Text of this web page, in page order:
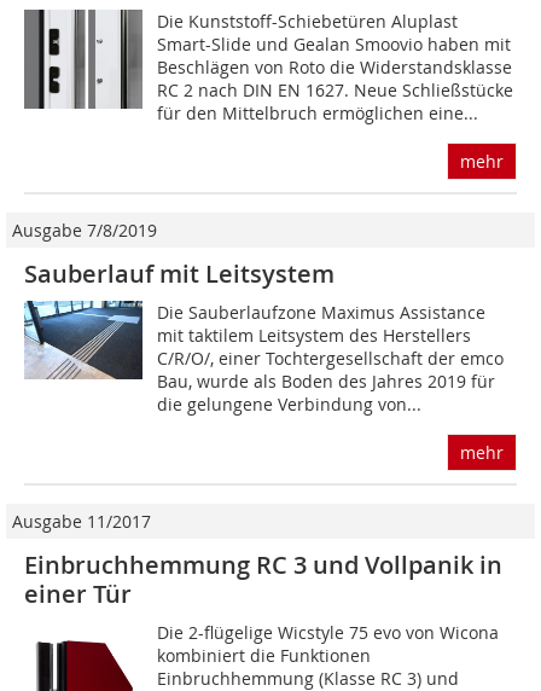
Die Kunststoff-Schiebetüren Aluplast
Smart-Slide und Gealan Smoovio haben mit
Beschlägen von Roto die Widerstandsklasse
RC 2 nach DIN EN 1627. Neue Schließstücke
für den Mittelbruch ermöglichen eine...
mehr
Ausgabe 7/8/2019
Sauberlauf mit Leitsystem
Die Sauberlaufzone Maximus Assistance
mit taktilem Leitsystem des Herstellers
C/R/O/, einer Tochtergesellschaft der emco
Bau, wurde als Boden des Jahres 2019 für
die gelungene Verbindung von...
mehr
Ausgabe 11/2017
Einbruchhemmung RC 3 und Vollpanik in
einer Tür
Die 2-flügelige Wicstyle 75 evo von Wicona
kombiniert die Funktionen
Einbruchhemmung (Klasse RC 3) und